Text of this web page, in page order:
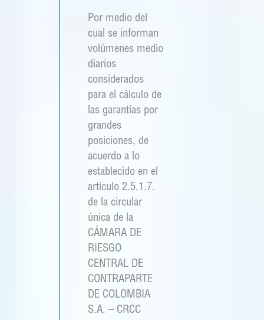
Por medio del
cual se informan
volúmenes medio
diarios
considerados
para el cálculo de
las garantías por
grandes
posiciones, de
acuerdo a lo
establecido en el
artículo 2.5.1.7.
de la circular
única de la
CÁMARA DE
RIESGO
CENTRAL DE
CONTRAPARTE
DE COLOMBIA
S.A. – CRCC